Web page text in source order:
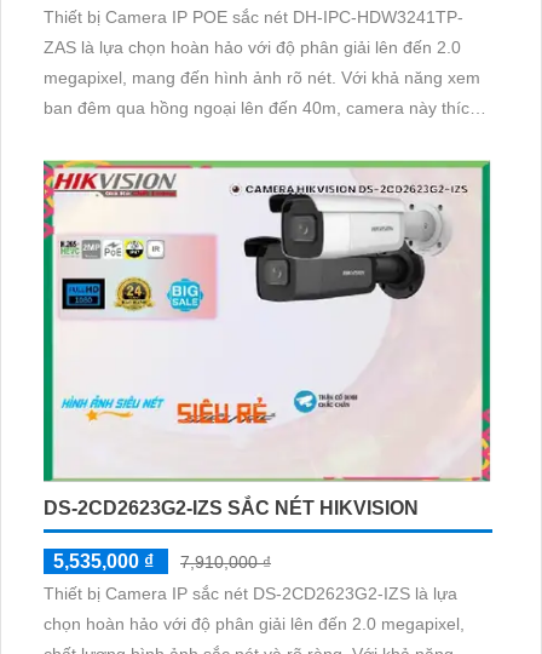
Thiết bị Camera IP POE sắc nét DH-IPC-HDW3241TP-
ZAS là lựa chọn hoàn hảo với độ phân giải lên đến 2.0
megapixel, mang đến hình ảnh rõ nét. Với khả năng xem
ban đêm qua hồng ngoại lên đến 40m, camera này thích
công nghệ IP POE giúp truyền tải dữ liệu dễ dàng mà
không ảnh hưởng đến chất lượng hình ảnh
DS-2CD2623G2-IZS SẮC NÉT HIKVISION
5,535,000 ₫
7,910,000 ₫
Thiết bị Camera IP sắc nét DS-2CD2623G2-IZS là lựa
chọn hoàn hảo với độ phân giải lên đến 2.0 megapixel,